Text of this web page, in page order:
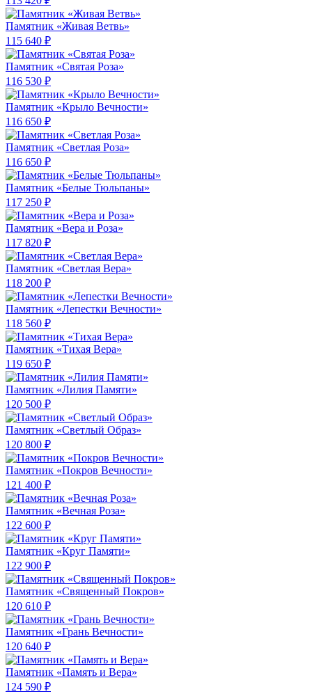
Памятник «Живая Ветвь»
115 640 ₽
Памятник «Святая Роза»
116 530 ₽
Памятник «Крыло Вечности»
116 650 ₽
Памятник «Светлая Роза»
116 650 ₽
Памятник «Белые Тюльпаны»
117 250 ₽
Памятник «Вера и Роза»
117 820 ₽
Памятник «Светлая Вера»
118 200 ₽
Памятник «Лепестки Вечности»
118 560 ₽
Памятник «Тихая Вера»
119 650 ₽
Памятник «Лилия Памяти»
120 500 ₽
Памятник «Светлый Образ»
120 800 ₽
Памятник «Покров Вечности»
121 400 ₽
Памятник «Вечная Роза»
122 600 ₽
Памятник «Круг Памяти»
122 900 ₽
Памятник «Священный Покров»
120 610 ₽
Памятник «Грань Вечности»
120 640 ₽
Памятник «Память и Вера»
124 590 ₽